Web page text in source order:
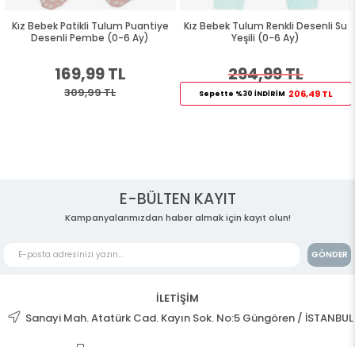
Kız Bebek Patikli Tulum Puantiye
Desenli Pembe (0-6 Ay)
169,99 TL
309,99 TL
Kız Bebek Tulum Renkli Desenli Su
Yeşili (0-6 Ay)
294,99 TL
Sepette %30 İNDİRİM 206,49 TL
E-BÜLTEN KAYIT
Kampanyalarımızdan haber almak için kayıt olun!
GÖNDER
İLETİŞİM
Sanayi Mah. Atatürk Cad. Kayın Sok. No:5 Güngören / İSTANBUL